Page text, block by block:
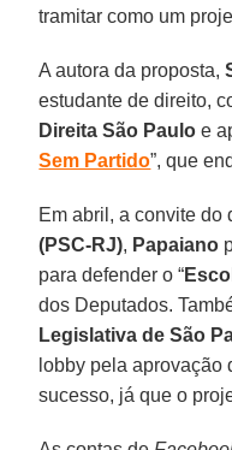
tramitar como um
A autora da proposta,
estudante de direito,
Direita São Paulo e
Sem Partido”, que
Em abril, a convite do
(PSC-RJ), Papaiano
para defender o “
dos Deputados.
Legislativa de São
lobby pela
sucesso, já que o